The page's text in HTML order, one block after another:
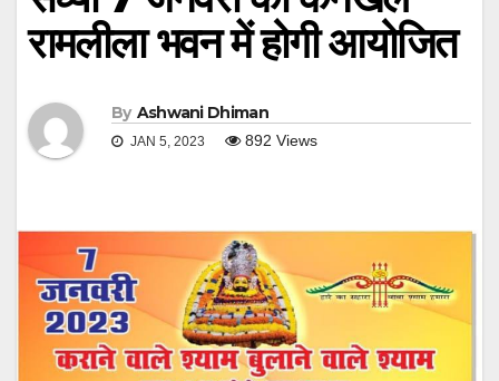
रामलीला भवन में होगी आयोजित
By Ashwani Dhiman
JAN 5, 2023 892 Views
k
A
p
k
e
a